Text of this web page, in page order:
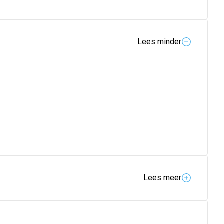
Lees minder
Lees meer
de Conditioner met BIO Vlas ontwikkeld met een